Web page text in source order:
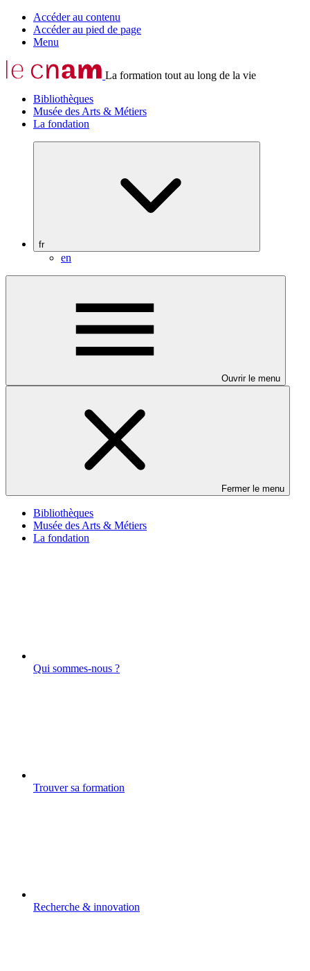
Accéder au contenu
Accéder au pied de page
Menu
La formation tout au long de la vie
Bibliothèques
Musée des Arts & Métiers
La fondation
fr
en
Ouvrir le menu
Fermer le menu
Bibliothèques
Musée des Arts & Métiers
La fondation
Qui sommes-nous ?
Trouver sa formation
Recherche & innovation